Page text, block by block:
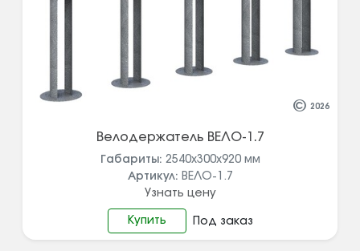
© 2026
Велодержатель ВЕЛО-1.7
Габариты: 2540х300х920 мм
Артикул: ВЕЛО-1.7
Узнать цену
Купить Под заказ